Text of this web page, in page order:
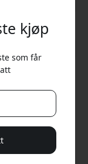
kjøp
som får